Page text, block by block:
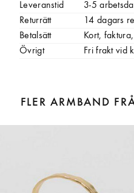
Leveranstid
3-5
Returrätt
14 dagars
Betalsätt
Kort,
Övrigt
Fri frakt vid
FLER ARMBAND